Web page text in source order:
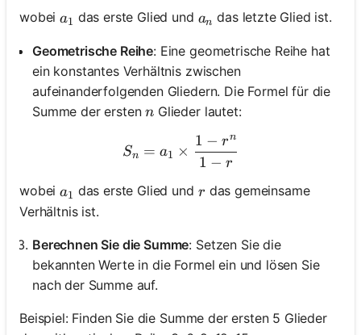
wobeia_1
a1 das erste Glied und a_n
an das letzte Glied ist.
Geometrische Reihe: Eine geometrische Reihe hat
ein konstantes Verhältnis zwischen
aufeinanderfolgenden Gliedern. Die Formel für die
Summe der erstenn
n Glieder lautet:
S_n = a_1 \times \frac{1
Sn = a1 ×
1 − r
1 − rn
wobeia_1
a1 das erste Glied und r
r das gemeinsame
Verhältnis ist.
Berechnen Sie die Summe: Setzen Sie die
bekannten Werte in die Formel ein und lösen Sie
nach der Summe auf.
Beispiel: Finden Sie die Summe der ersten 5 Glieder